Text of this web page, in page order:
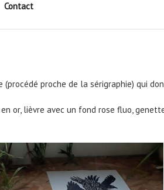
Contact
(procédé proche de la sérigraphie) qui
or, lièvre avec un fond rose fluo,